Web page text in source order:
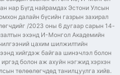
нар Бүгд найрамдах Эстони Улсын
далайн бүсийн газрын захирал
/2023 оны 6 дугаар сарын 14-
эхэнд И-Монгол Академийн
цахим шилжилтийн
хийгдэж байгаа шинэчлэл болон
болон аж ахуйн нэгжид хэрхэн
төлөөлөгчдөд танилцуулга хийв.